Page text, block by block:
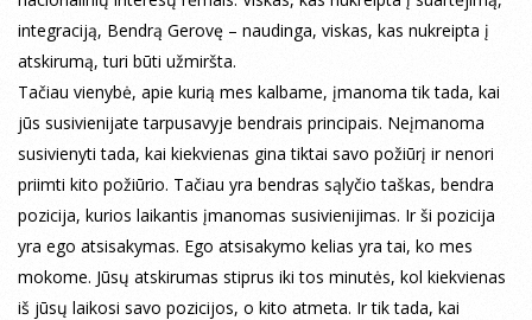
integraciją, Bendrą Gerovę – naudinga, viskas, kas nukreipta į
atskirumą, turi būti užmiršta.
Tačiau vienybė, apie kurią mes kalbame, įmanoma tik tada, kai
jūs susivienijate tarpusavyje bendrais principais. Neįmanoma
susivienyti tada, kai kiekvienas gina tiktai savo požiūrį ir nenori
priimti kito požiūrio. Tačiau yra bendras sąlyčio taškas, bendra
pozicija, kurios laikantis įmanomas susivienijimas. Ir ši pozicija
yra ego atsisakymas. Ego atsisakymo kelias yra tai, ko mes
mokome. Jūsų atskirumas stiprus iki tos minutės, kol kiekvienas
iš jūsų laikosi savo pozicijos, o kito atmeta. Ir tik tada, kai